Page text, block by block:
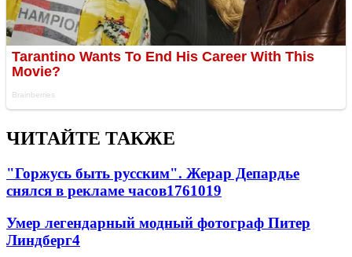
ЧИТАЙТЕ ТАКЖЕ
"Горжусь быть русским". Жерар Депардье
снялся в рекламе часов1761019
Умер легендарный модный фотограф Питер
Линдберг4